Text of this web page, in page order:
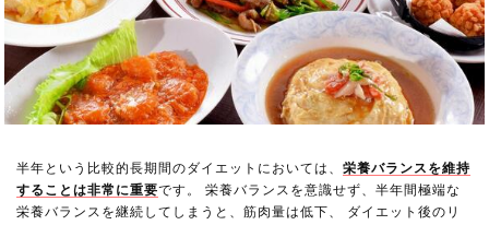
半年という比較的長期間のダイエットにおいては、栄養バランスを維持
することは非常に重要です。 栄養バランスを意識せず、半年間極端な
栄養バランスを継続してしまうと、筋肉量は低下、 ダイエット後のリ